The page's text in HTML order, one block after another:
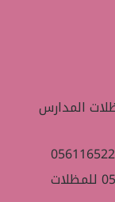
المدارس
مظلات وسواتر التميز والإبداع 0561165222 للمظلات